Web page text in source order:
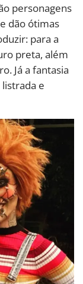
personagens
dão ótimas
para a
preta, além
Já a fantasia
e